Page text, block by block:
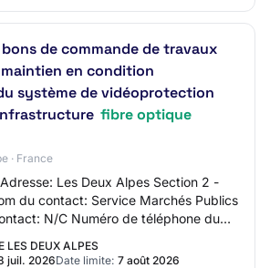
de commande de travaux
en condition
système de vidéoprotection
fibre optique
· France
Adresse: Les Deux Alpes Section 2 -
du contact: Service Marchés Publics
N/C Numéro de téléphone du
LES DEUX ALPES
juil. 2026Date limite: 7 août 2026